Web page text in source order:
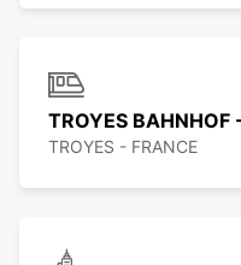
TROYES BAHNHOF
TROYES - FRANCE